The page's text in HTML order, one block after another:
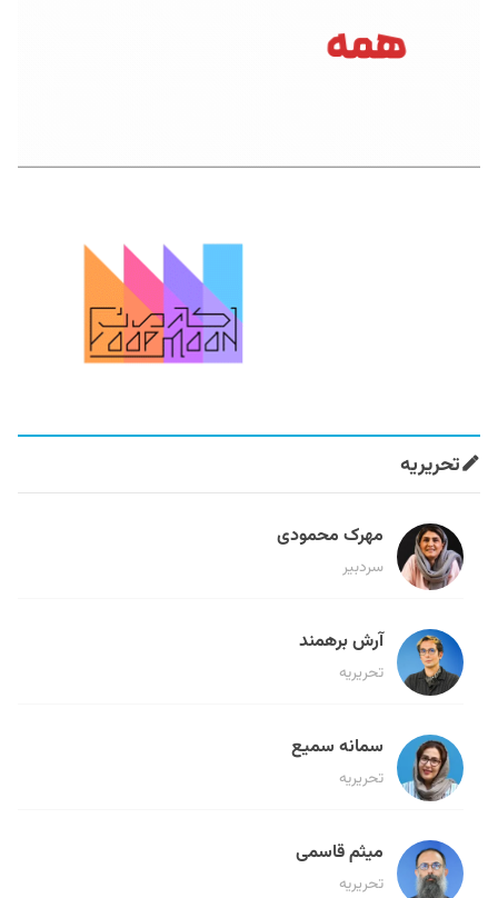
تحریریه
مهرک محمودی
سردبیر
آرش برهمند
تحریریه
سمانه سمیع
تحریریه
میثم قاسمی
تحریریه